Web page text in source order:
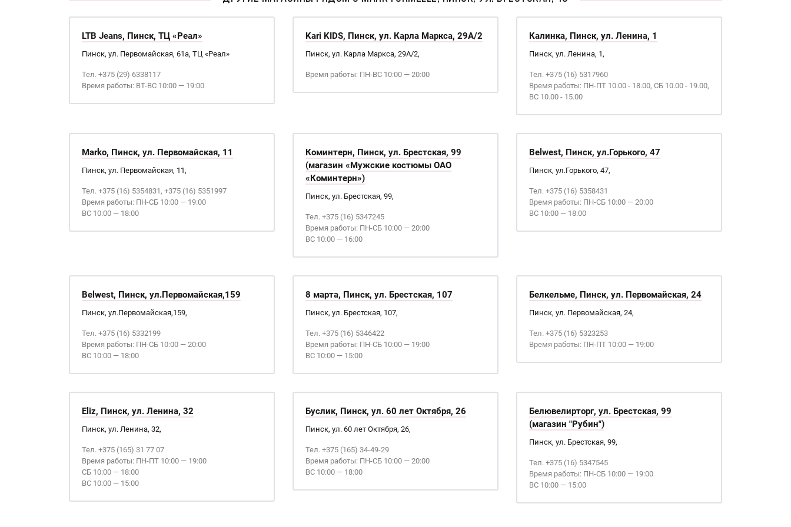
LTB Jeans, Пинск, ТЦ «Реал»
Пинск, ул. Первомайская, 61а, ТЦ «Реал»
Тел. +375 (29) 6338117
Время работы: ВТ-ВС 10:00 — 19:00
Kari KIDS, Пинск, ул. Карла Маркса, 29А/2
Пинск, ул. Карла Маркса, 29А/2,
Время работы: ПН-ВС 10:00 — 20:00
Калинка, Пинск, ул. Ленина, 1
Пинск, ул. Ленина, 1,
Тел. +375 (16) 5317960
Время работы: ПН-ПТ 10.00 - 18.00, СБ 10.00 - 19.00,
ВС 10.00 - 15.00
Marko, Пинск, ул. Первомайская, 11
Пинск, ул. Первомайская, 11,
Тел. +375 (16) 5354831, +375 (16) 5351997
Время работы: ПН-СБ 10:00 — 19:00
ВС 10:00 — 18:00
Коминтерн, Пинск, ул. Брестская, 99
(магазин «Мужские костюмы ОАО
«Коминтерн»)
Пинск, ул. Брестская, 99,
Тел. +375 (16) 5347245
Время работы: ПН-СБ 10:00 — 20:00
ВС 10:00 — 16:00
Belwest, Пинск, ул.Горького, 47
Пинск, ул.Горького, 47,
Тел. +375 (16) 5358431
Время работы: ПН-СБ 10:00 — 20:00
ВС 10:00 — 18:00
Belwest, Пинск, ул.Первомайская,159
Пинск, ул.Первомайская,159,
Тел. +375 (16) 5332199
Время работы: ПН-СБ 10:00 — 20:00
ВС 10:00 — 18:00
8 марта, Пинск, ул. Брестская, 107
Пинск, ул. Брестская, 107,
Тел. +375 (16) 5346422
Время работы: ПН-СБ 10:00 — 19:00
ВС 10:00 — 15:00
Белкельме, Пинск, ул. Первомайская, 24
Пинск, ул. Первомайская, 24,
Тел. +375 (16) 5323253
Время работы: ПН-ПТ 10:00 — 19:00
Eliz, Пинск, ул. Ленина, 32
Пинск, ул. Ленина, 32,
Тел. +375 (165) 31 77 07
Время работы: ПН-ПТ 10:00 — 19:00
СБ 10:00 — 18:00
ВС 10:00 — 15:00
Буслик, Пинск, ул. 60 лет Октября, 26
Пинск, ул. 60 лет Октября, 26,
Тел. +375 (165) 34-49-29
Время работы: ПН-СБ 10:00 — 20:00
ВС 10:00 — 18:00
Белювелирторг, ул. Брестская, 99
(магазин "Рубин")
Пинск, ул. Брестская, 99,
Тел. +375 (16) 5347545
Время работы: ПН-СБ 10:00 — 19:00
ВС 10:00 — 15:00